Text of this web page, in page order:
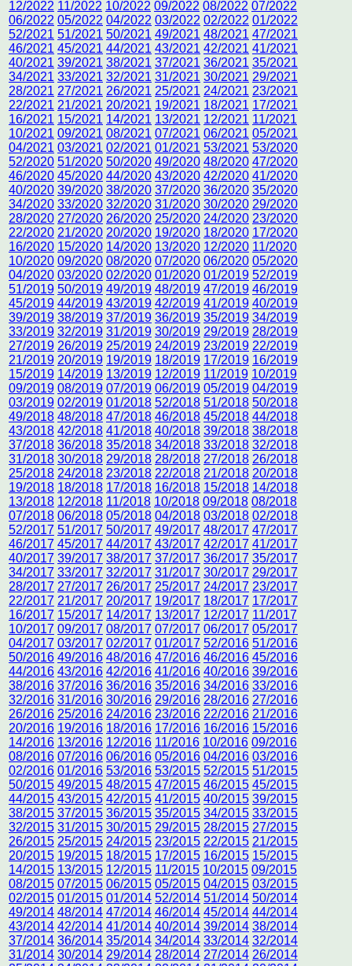
12/2022 11/2022 10/2022 09/2022 08/2022 07/2022
06/2022 05/2022 04/2022 03/2022 02/2022 01/2022
52/2021 51/2021 50/2021 49/2021 48/2021 47/2021
46/2021 45/2021 44/2021 43/2021 42/2021 41/2021
40/2021 39/2021 38/2021 37/2021 36/2021 35/2021
34/2021 33/2021 32/2021 31/2021 30/2021 29/2021
28/2021 27/2021 26/2021 25/2021 24/2021 23/2021
22/2021 21/2021 20/2021 19/2021 18/2021 17/2021
16/2021 15/2021 14/2021 13/2021 12/2021 11/2021
10/2021 09/2021 08/2021 07/2021 06/2021 05/2021
04/2021 03/2021 02/2021 01/2021 53/2021 53/2020
52/2020 51/2020 50/2020 49/2020 48/2020 47/2020
46/2020 45/2020 44/2020 43/2020 42/2020 41/2020
40/2020 39/2020 38/2020 37/2020 36/2020 35/2020
34/2020 33/2020 32/2020 31/2020 30/2020 29/2020
28/2020 27/2020 26/2020 25/2020 24/2020 23/2020
22/2020 21/2020 20/2020 19/2020 18/2020 17/2020
16/2020 15/2020 14/2020 13/2020 12/2020 11/2020
10/2020 09/2020 08/2020 07/2020 06/2020 05/2020
04/2020 03/2020 02/2020 01/2020 01/2019 52/2019
51/2019 50/2019 49/2019 48/2019 47/2019 46/2019
45/2019 44/2019 43/2019 42/2019 41/2019 40/2019
39/2019 38/2019 37/2019 36/2019 35/2019 34/2019
33/2019 32/2019 31/2019 30/2019 29/2019 28/2019
27/2019 26/2019 25/2019 24/2019 23/2019 22/2019
21/2019 20/2019 19/2019 18/2019 17/2019 16/2019
15/2019 14/2019 13/2019 12/2019 11/2019 10/2019
09/2019 08/2019 07/2019 06/2019 05/2019 04/2019
03/2019 02/2019 01/2018 52/2018 51/2018 50/2018
49/2018 48/2018 47/2018 46/2018 45/2018 44/2018
43/2018 42/2018 41/2018 40/2018 39/2018 38/2018
37/2018 36/2018 35/2018 34/2018 33/2018 32/2018
31/2018 30/2018 29/2018 28/2018 27/2018 26/2018
25/2018 24/2018 23/2018 22/2018 21/2018 20/2018
19/2018 18/2018 17/2018 16/2018 15/2018 14/2018
13/2018 12/2018 11/2018 10/2018 09/2018 08/2018
07/2018 06/2018 05/2018 04/2018 03/2018 02/2018
52/2017 51/2017 50/2017 49/2017 48/2017 47/2017
46/2017 45/2017 44/2017 43/2017 42/2017 41/2017
40/2017 39/2017 38/2017 37/2017 36/2017 35/2017
34/2017 33/2017 32/2017 31/2017 30/2017 29/2017
28/2017 27/2017 26/2017 25/2017 24/2017 23/2017
22/2017 21/2017 20/2017 19/2017 18/2017 17/2017
16/2017 15/2017 14/2017 13/2017 12/2017 11/2017
10/2017 09/2017 08/2017 07/2017 06/2017 05/2017
04/2017 03/2017 02/2017 01/2017 52/2016 51/2016
50/2016 49/2016 48/2016 47/2016 46/2016 45/2016
44/2016 43/2016 42/2016 41/2016 40/2016 39/2016
38/2016 37/2016 36/2016 35/2016 34/2016 33/2016
32/2016 31/2016 30/2016 29/2016 28/2016 27/2016
26/2016 25/2016 24/2016 23/2016 22/2016 21/2016
20/2016 19/2016 18/2016 17/2016 16/2016 15/2016
14/2016 13/2016 12/2016 11/2016 10/2016 09/2016
08/2016 07/2016 06/2016 05/2016 04/2016 03/2016
02/2016 01/2016 53/2016 53/2015 52/2015 51/2015
50/2015 49/2015 48/2015 47/2015 46/2015 45/2015
44/2015 43/2015 42/2015 41/2015 40/2015 39/2015
38/2015 37/2015 36/2015 35/2015 34/2015 33/2015
32/2015 31/2015 30/2015 29/2015 28/2015 27/2015
26/2015 25/2015 24/2015 23/2015 22/2015 21/2015
20/2015 19/2015 18/2015 17/2015 16/2015 15/2015
14/2015 13/2015 12/2015 11/2015 10/2015 09/2015
08/2015 07/2015 06/2015 05/2015 04/2015 03/2015
02/2015 01/2015 01/2014 52/2014 51/2014 50/2014
49/2014 48/2014 47/2014 46/2014 45/2014 44/2014
43/2014 42/2014 41/2014 40/2014 39/2014 38/2014
37/2014 36/2014 35/2014 34/2014 33/2014 32/2014
31/2014 30/2014 29/2014 28/2014 27/2014 26/2014